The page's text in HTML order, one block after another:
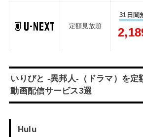
定額見放題
31日間
いりびと -異邦人-（ドラマ）を定
動画配信サービス3選
Hulu